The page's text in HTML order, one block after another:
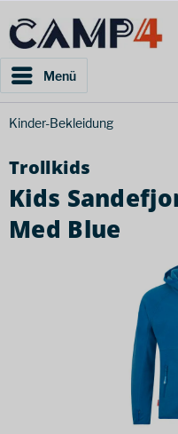
Menü
Kinder-Bekleidung
Trollkids
Kids
Med Blue